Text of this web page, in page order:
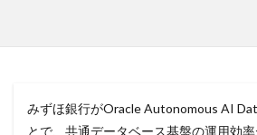
みずほ銀行がOracle Autonomous AI
とで、共通データベース基盤の運用効率